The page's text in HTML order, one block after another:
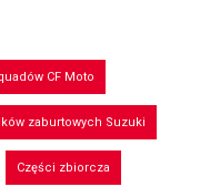
CF Moto
zaburtowych Suzuki
Części zbiorcza